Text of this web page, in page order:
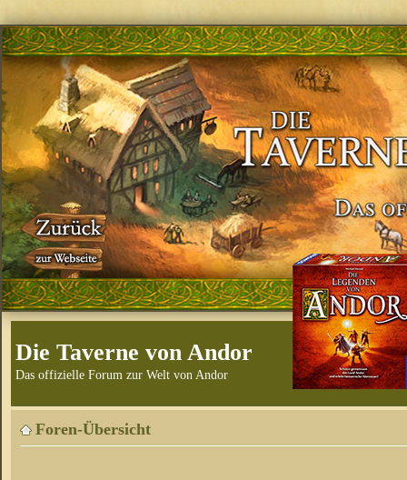
Die Taverne von Andor
Das offizielle Forum zur Welt von Andor
Foren-Übersicht